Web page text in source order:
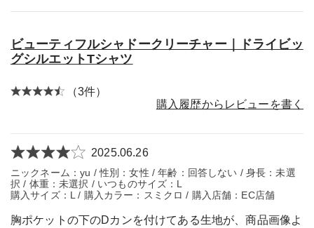
ビューティフルシャドークリーチャー｜ドライビッ
グシルエットTシャツ
（3件）
購入履歴からレビューを書く
2025.06.26
ニックネーム：yu / 性別：女性 / 年齢：回答しない / 身長：未選
択 / 体重：未選択 / いつものサイズ：L
購入サイズ：L / 購入カラー：スミクロ / 購入店舗：EC店舗
胸ポケットの下のDカンを付けてある生地が、商品画像よ